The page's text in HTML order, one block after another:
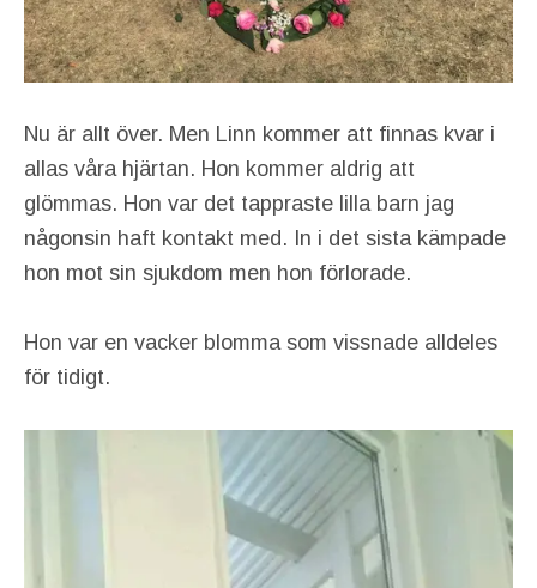
Nu är allt över. Men Linn kommer att finnas kvar i
allas våra hjärtan. Hon kommer aldrig att
glömmas. Hon var det tappraste lilla barn jag
någonsin haft kontakt med. In i det sista kämpade
hon mot sin sjukdom men hon förlorade.
Hon var en vacker blomma som vissnade alldeles
för tidigt.